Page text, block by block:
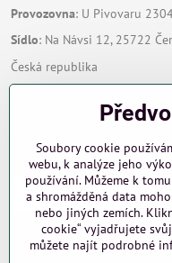
Provozovna: U Pivovaru
Sídlo: Na Návsi 12, 25722
Česká republika
Zavoláme Vám zpět
Váš telefon *
Soubory cookie
webu, k analýze jeho
používání. Můžeme k
a shromážděná data
nebo jiných zemích.
cookie“ vyjadřujete
můžete najít podrobné